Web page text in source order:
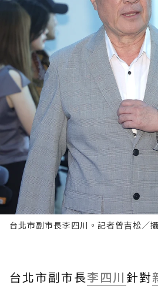
台北市副市長李四川。記者曾吉松／
台北市副市長李四川 針對